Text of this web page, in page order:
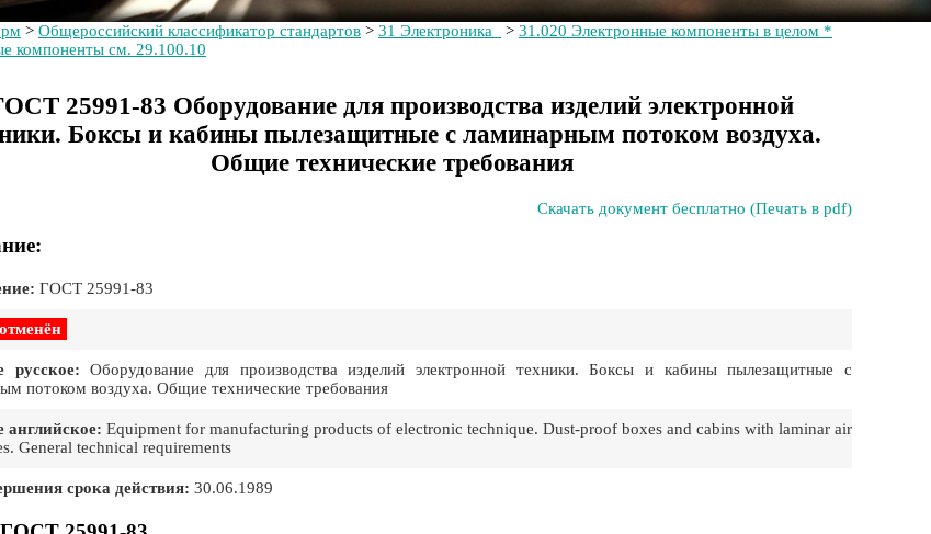
> Общероссийский классификатор стандартов > 31 Электроника > 31.020 Электронные компоненты в целом *
компоненты см. 29.100.10
25991-83 Оборудование для производства изделий электронной
Боксы и кабины пылезащитные с ламинарным потоком воздуха.
Общие технические требования
Скачать документ бесплатно (Печать в pdf)
ГОСТ 25991-83
отменён
русское: Оборудование для производства изделий электронной техники. Боксы и кабины пылезащитные с
потоком воздуха. Общие технические требования
английское: Equipment for manufacturing products of electronic technique. Dust-proof boxes and cabins with laminar air
General technical requirements
срока действия: 30.06.1989